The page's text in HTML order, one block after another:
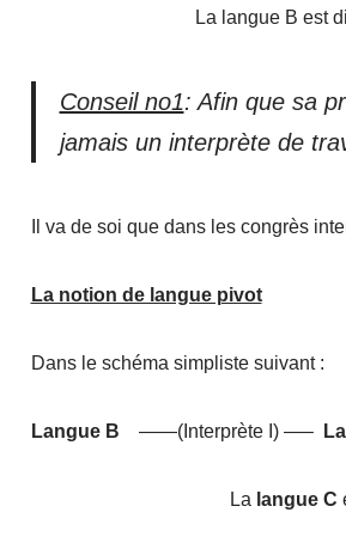
La langue B est
Conseil no1: Afin que sa
jamais un interprète de
Il va de soi que dans les congrès
La notion de langue pivot
Dans le schéma simpliste suivant :
Langue B ——(Interprète I) —–
La langue C